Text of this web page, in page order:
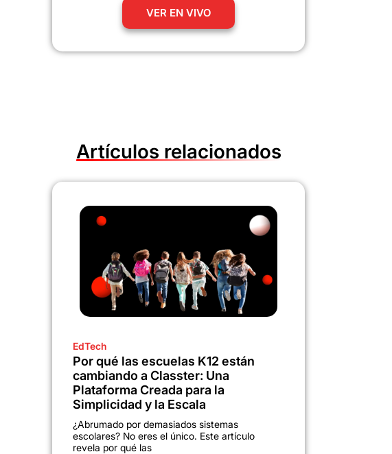
VER EN VIVO
Artículos relacionados
EdTech
Por qué las escuelas K12 están
cambiando a Classter: Una
Plataforma Creada para la
Simplicidad y la Escala
¿Abrumado por demasiados sistemas
escolares? No eres el único. Este artículo
revela por qué las